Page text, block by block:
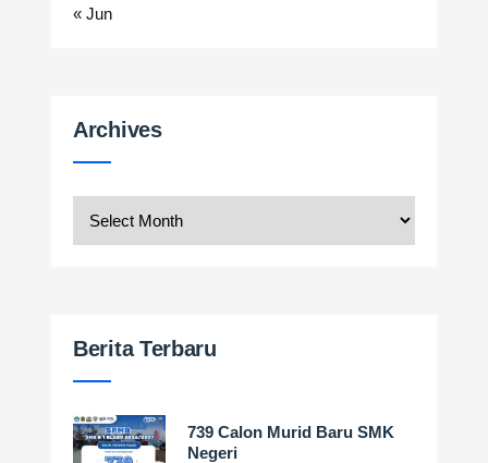
« Jun
ArchivesArchives
Berita Terbaru
739 Calon Murid Baru SMK
Negeri